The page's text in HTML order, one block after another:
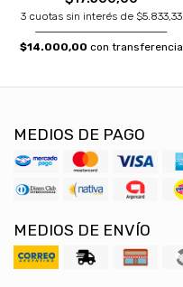
3 cuotas sin interés de $5.833,33
$14.000,00 con transferencia
MEDIOS DE PAGO
MEDIOS DE ENVÍO